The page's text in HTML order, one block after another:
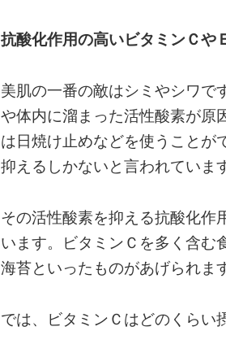
抗酸化作用の高いビタミンＣや
美肌の一番の敵はシミやシワで
や体内に溜まった活性酸素が原
は日焼け止めなどを使うことが
抑えるしかないと言われています
その活性酸素を抑える抗酸化作
います。ビタミンＣを多く含む
海苔といったものがあげられます
では、ビタミンＣはどのくらい